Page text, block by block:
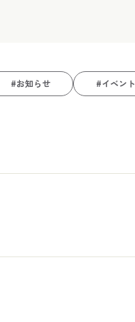
#お知らせ #イベント